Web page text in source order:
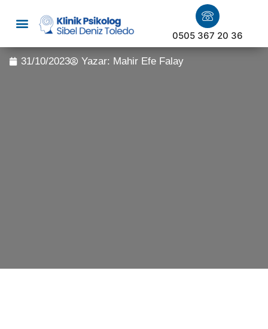
0505 367 20 36
31/10/2023 Yazar: Mahir Efe Falay